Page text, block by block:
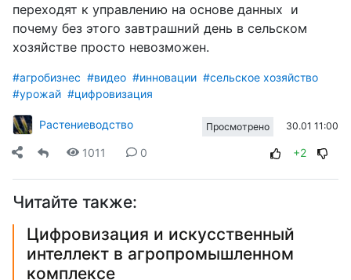
переходят к управлению на основе данных и
почему без этого завтрашний день в сельском
хозяйстве просто невозможен.
#агробизнес #видео #инновации #сельское хозяйство
#урожай #цифровизация
Растениеводство Просмотрено 30.01 11:00
1011 0 +2
Читайте также:
Цифровизация и искусственный
интеллект в агропромышленном
комплексе